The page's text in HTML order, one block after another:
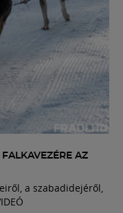
AZ
a szabadidejéről,